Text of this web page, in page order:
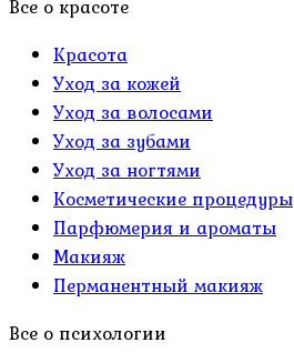
Все о красоте
Красота
Уход за кожей
Уход за волосами
Уход за зубами
Уход за ногтями
Косметические процедуры
Парфюмерия и ароматы
Макияж
Перманентный макияж
Все о психологии